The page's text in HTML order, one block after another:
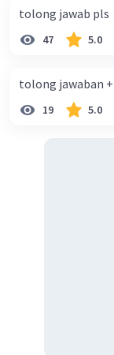
tolong jawab pls
47 5.0
tolong jawaban
19 5.0